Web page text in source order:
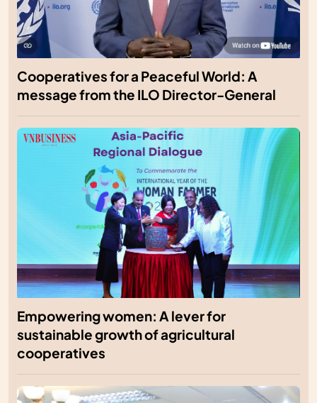
Cooperatives for a Peaceful World: A
message from the ILO Director-General
Empowering women: A lever for
sustainable growth of agricultural
cooperatives